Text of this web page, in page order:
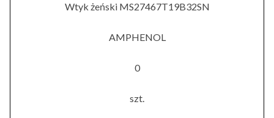
Wtyk żeński MS27467T19B32SN
AMPHENOL
0
szt.